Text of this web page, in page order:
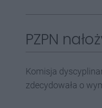
PZPN
Komisja
zdecydowała o